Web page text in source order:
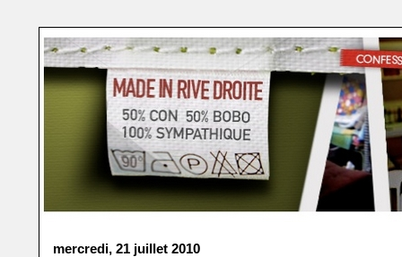
mercredi, 21 juillet 2010